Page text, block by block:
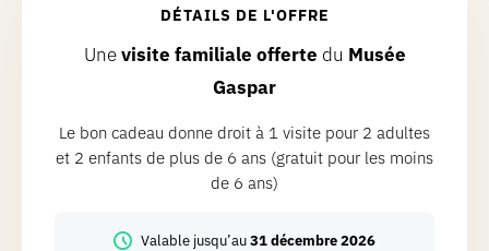
DÉTAILS DE L'OFFRE
Unevisite familiale offerte du Musée
Gaspar
Le bon cadeau donne droit à 1 visite pour 2 adultes
et 2 enfants de plus de 6 ans (gratuit pour les moins
de 6 ans)
Valable jusqu’au31 décembre 2026